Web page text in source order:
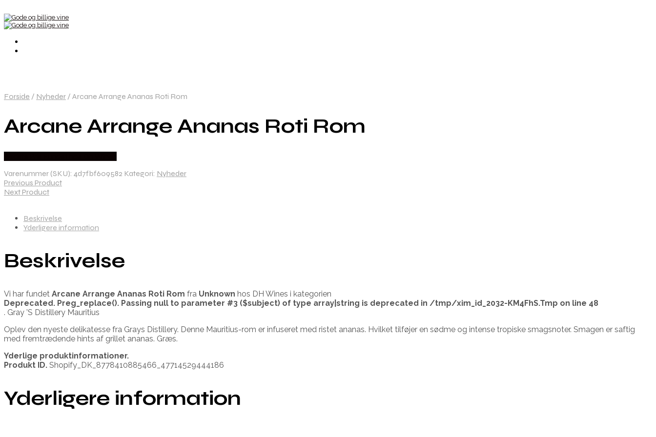
Forside / Nyheder / Arcane Arrange Ananas Roti Rom
Arcane Arrange Ananas Roti Rom
Varenummer (SKU): 4d7fbf609582 Kategori: Nyheder
Previous Product
Next Product
Beskrivelse
Yderligere information
Beskrivelse
Vi har fundet Arcane Arrange Ananas Roti Rom fra Unknown hos DH Wines i kategorien
Deprecated. Preg_replace(). Passing null to parameter #3 ($subject) of type array|string is deprecated in /tmp/xim_id_2032-KM4FhS.Tmp on line 48
. Gray ’S Distillery Mauritius
Oplev den nyeste delikatesse fra Grays Distillery. Denne Mauritius-rom er infuseret med ristet ananas. Hvilket tilføjer en sødme og intense tropiske smagsnoter. Smagen er saftig
med fremtrædende hints af grillet ananas. Græs.
Yderlige produktinformationer.
Produkt ID. Shopify_DK_8778410885466_47714529444186
Yderligere information